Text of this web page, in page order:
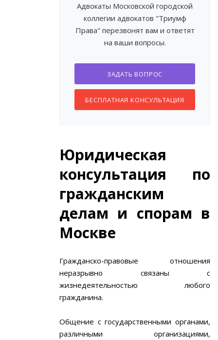
Адвокаты Московской городской
коллегии адвокатов "Триумф
Права" перезвонят вам и ответят
на ваши вопросы.
ЗАДАТЬ ВОПРОС
БЕСПЛАТНАЯ КОНСУЛЬТАЦИЯ
Юридическая
консультация по
гражданским
делам и спорам в
Москве
Гражданско-правовые отношения
неразрывно связаны с
жизнедеятельностью любого
гражданина.
Общение с государственными органами,
различными организациями,